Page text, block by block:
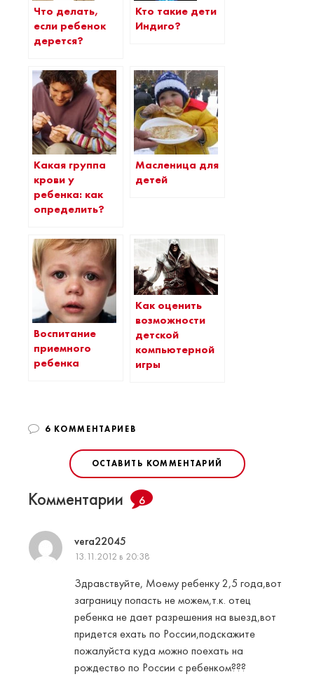
Что делать,
если ребенок
дерется?
Кто такие дети
Индиго?
Какая группа
крови у
ребенка: как
определить?
Масленица для
детей
Воспитание
приемного
ребенка
Как оценить
возможности
детской
компьютерной
игры
6 КОММЕНТАРИЕВ
ОСТАВИТЬ КОММЕНТАРИЙ
Комментарии 6
vera22045
13.11.2012 в 20:38
Здравствуйте, Моему ребенку 2,5 года,вот
заграницу попасть не можем,т.к. отец
ребенка не дает разрешения на выезд,вот
придется ехать по России,подскажите
пожалуйста куда можно поехать на
рождество по России с ребенком???